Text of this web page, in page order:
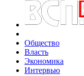
Общество
Власть
Экономика
Интервью